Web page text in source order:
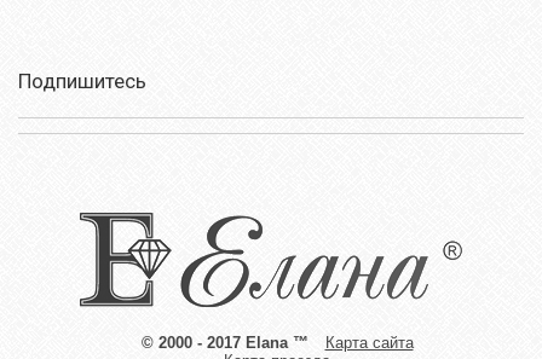
Подпишитесь
© 2000 - 2017 Elana ™
Карта сайта